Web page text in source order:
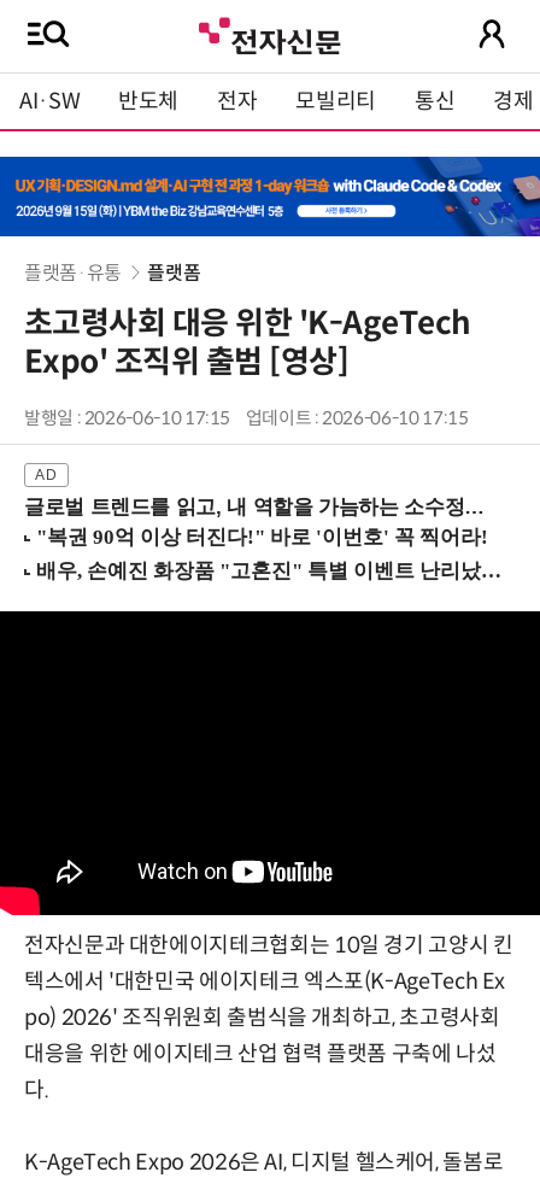
AI·SW 반도체 전자 모빌리티 통신 경제
플랫폼·유통 플랫폼
초고령사회 대응 위한 'K-AgeTech
Expo' 조직위 출범 [영상]
발행일 : 2026-06-10 17:15 업데이트 : 2026-06-10 17:15
글로벌 트렌드를 읽고, 내 역할을 가늠하는 소수정예 실습 워크숍 (8/28 신논현역)
전자신문과 대한에이지테크협회는 10일 경기 고양시 킨
텍스에서 '대한민국 에이지테크 엑스포(K-AgeTech Ex
po) 2026' 조직위원회 출범식을 개최하고, 초고령사회
대응을 위한 에이지테크 산업 협력 플랫폼 구축에 나섰
다.
K-AgeTech Expo 2026은 AI, 디지털 헬스케어, 돌봄로